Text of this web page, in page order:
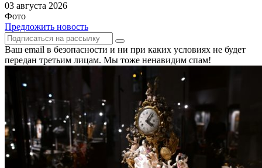
03 августа 2026
Фото
Предложить новость
Ваш email в безопасности и ни при каких условиях не будет
передан третьим лицам. Мы тоже ненавидим спам!